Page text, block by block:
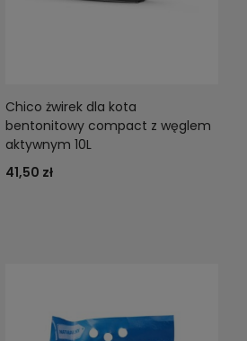
Chico żwirek dla kota
bentonitowy compact z węglem
aktywnym 10L
41,50 zł